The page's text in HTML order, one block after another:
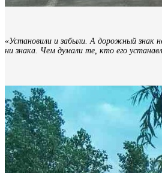
«Установили и забыли. А дорожный знак
ни знака. Чем думали те, кто его